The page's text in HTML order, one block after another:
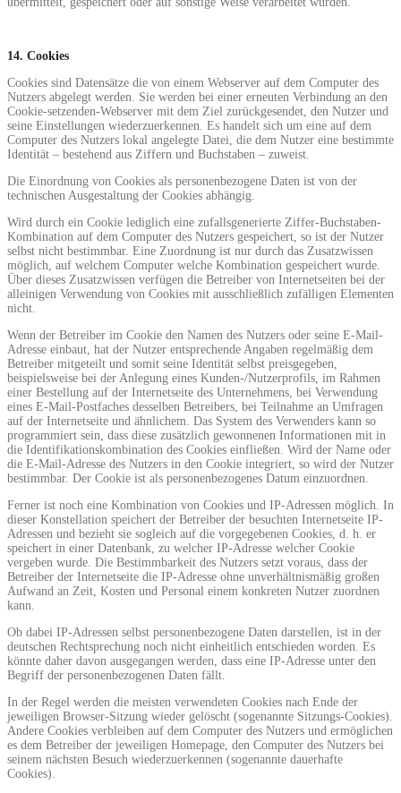
14. Cookies
Cookies sind Datensätze die von einem Webserver auf dem Computer des
Nutzers abgelegt werden. Sie werden bei einer erneuten Verbindung an den
Cookie-setzenden-Webserver mit dem Ziel zurückgesendet, den Nutzer und
seine Einstellungen wiederzuerkennen. Es handelt sich um eine auf dem
Computer des Nutzers lokal angelegte Datei, die dem Nutzer eine bestimmte
Identität – bestehend aus Ziffern und Buchstaben – zuweist.
Die Einordnung von Cookies als personenbezogene Daten ist von der
technischen Ausgestaltung der Cookies abhängig.
Wird durch ein Cookie lediglich eine zufallsgenerierte Ziffer-Buchstaben-
Kombination auf dem Computer des Nutzers gespeichert, so ist der Nutzer
selbst nicht bestimmbar. Eine Zuordnung ist nur durch das Zusatzwissen
möglich, auf welchem Computer welche Kombination gespeichert wurde.
Über dieses Zusatzwissen verfügen die Betreiber von Internetseiten bei der
alleinigen Verwendung von Cookies mit ausschließlich zufälligen Elementen
nicht.
Wenn der Betreiber im Cookie den Namen des Nutzers oder seine E-Mail-
Adresse einbaut, hat der Nutzer entsprechende Angaben regelmäßig dem
Betreiber mitgeteilt und somit seine Identität selbst preisgegeben,
beispielsweise bei der Anlegung eines Kunden-/Nutzerprofils, im Rahmen
einer Bestellung auf der Internetseite des Unternehmens, bei Verwendung
eines E-Mail-Postfaches desselben Betreibers, bei Teilnahme an Umfragen
auf der Internetseite und ähnlichem. Das System des Verwenders kann so
programmiert sein, dass diese zusätzlich gewonnenen Informationen mit in
die Identifikationskombination des Cookies einfließen. Wird der Name oder
die E-Mail-Adresse des Nutzers in den Cookie integriert, so wird der Nutzer
bestimmbar. Der Cookie ist als personenbezogenes Datum einzuordnen.
Ferner ist noch eine Kombination von Cookies und IP-Adressen möglich. In
dieser Konstellation speichert der Betreiber der besuchten Internetseite IP-
Adressen und bezieht sie sogleich auf die vorgegebenen Cookies, d. h. er
speichert in einer Datenbank, zu welcher IP-Adresse welcher Cookie
vergeben wurde. Die Bestimmbarkeit des Nutzers setzt voraus, dass der
Betreiber der Internetseite die IP-Adresse ohne unverhältnismäßig großen
Aufwand an Zeit, Kosten und Personal einem konkreten Nutzer zuordnen
kann.
Ob dabei IP-Adressen selbst personenbezogene Daten darstellen, ist in der
deutschen Rechtsprechung noch nicht einheitlich entschieden worden. Es
könnte daher davon ausgegangen werden, dass eine IP-Adresse unter den
Begriff der personenbezogenen Daten fällt.
In der Regel werden die meisten verwendeten Cookies nach Ende der
jeweiligen Browser-Sitzung wieder gelöscht (sogenannte Sitzungs-Cookies).
Andere Cookies verbleiben auf dem Computer des Nutzers und ermöglichen
es dem Betreiber der jeweiligen Homepage, den Computer des Nutzers bei
seinem nächsten Besuch wiederzuerkennen (sogenannte dauerhafte
Cookies).